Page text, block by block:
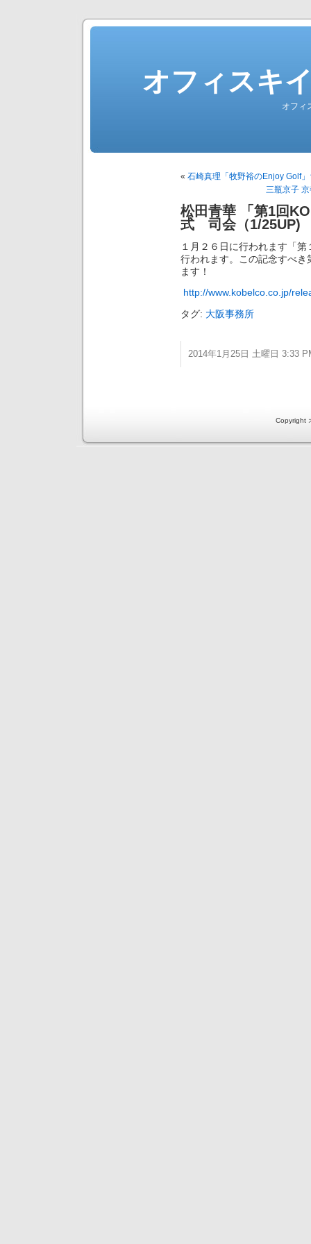
オフィスキ
オフィ
« 石崎真理「牧野裕のEnjoy Golf
三瓶京子
松田青華 「第1回
式 司会（1/25UP)
１月２６日に行われます「
行われます。この記念すべ
ます！
http://www.kobelco.co.jp/
タグ: 大阪事務所
2014年1月25日 土曜日 3:33
Copyright